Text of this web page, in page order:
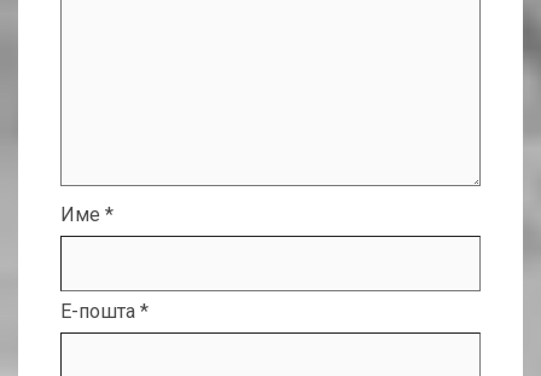
Име *
Е-пошта *